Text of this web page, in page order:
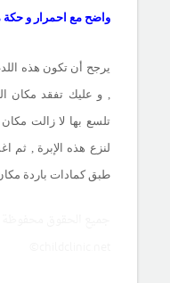
واضح مع احمرار و حكة
يرجح أن تكون هذه
, و عليك تفقد مكان
تلسع بها لا زالت
لنزع هذه الإبرة , ثم
طبق كمادات باردة